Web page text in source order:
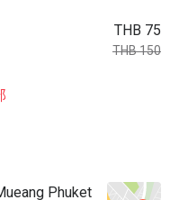
THB 75
THB 150
Phuket